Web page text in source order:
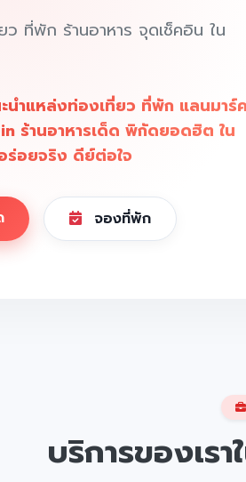
ว ที่พัก ร้านอาหาร จุดเช็คอิน ใน
นำแหล่งท่องเที่ยว ที่พัก แลนมาร์ค
ร้านอาหารเด็ด พิกัดยอดฮิต ใน
ร่อยจริง ดีย์ต่อใจ
จองที่พัก
บริการของเร